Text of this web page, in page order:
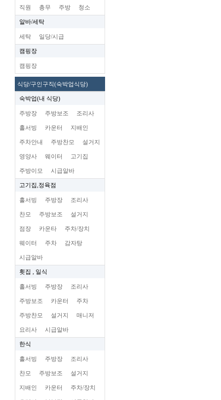
직원 총무 주방 청소
알바/세탁
세탁 일당/시급
캠핑장
캠핑장
식당/구인구직(숙박업식당)
숙박업(내 식당)
주방장 주방보조 조리사
홀서빙 카운터 지배인
주차안내 주방찬모 설거지
영양사 웨이터 고기집
주방이모 시급알바
고기집,정육점
홀서빙 주방장 조리사
찬모 주방보조 설거지
점장 카운타 주차/장치
웨이터 주차 감자탕
시급알바
횟집 , 일식
홀서빙 주방장 조리사
주방보조 카운터 주차
주방찬모 설거지 매니저
요리사 시급알바
한식
홀서빙 주방장 조리사
찬모 주방보조 설거지
지배인 카운터 주차/장치